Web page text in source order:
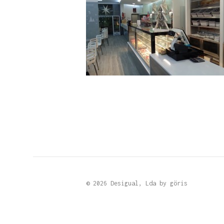
© 2026 Desigual, Lda by göris